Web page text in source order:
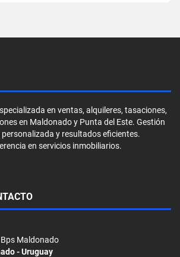
en ventas, alquileres, tasaciones,
en Maldonado y Punta del Este. Gestión
y resultados eficientes.
en servicios inmobiliarios.
Maldonado
- Uruguay